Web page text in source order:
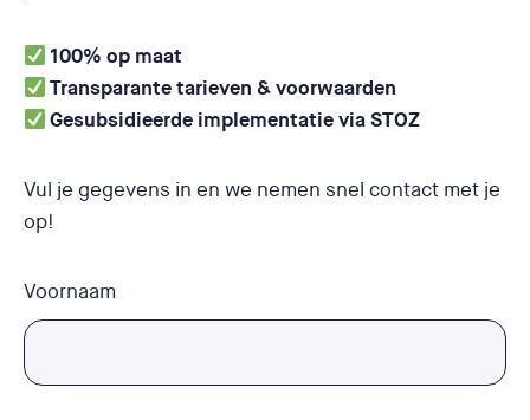
100% op maat
Transparante tarieven & voorwaarden
Gesubsidieerde implementatie via STOZ
Vul je gegevens in en we nemen snel contact met je
op!
Voornaam